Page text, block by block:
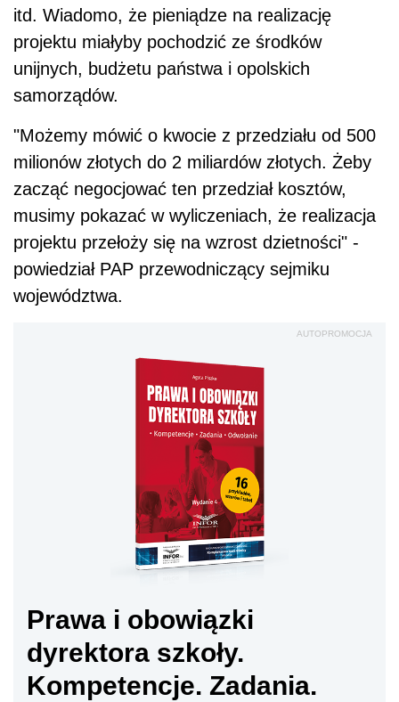
itd. Wiadomo, że pieniądze na realizację
projektu miałyby pochodzić ze środków
unijnych, budżetu państwa i opolskich
samorządów.
"Możemy mówić o kwocie z przedziału od 500
milionów złotych do 2 miliardów złotych. Żeby
zacząć negocjować ten przedział kosztów,
musimy pokazać w wyliczeniach, że realizacja
projektu przełoży się na wzrost dzietności" -
powiedział PAP przewodniczący sejmiku
województwa.
AUTOPROMOCJA
Prawa i obowiązki
dyrektora szkoły.
Kompetencje. Zadania.